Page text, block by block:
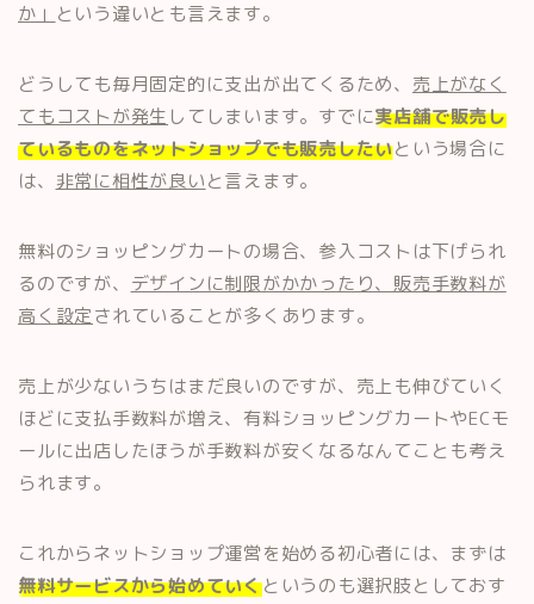
か」 という違いとも言えます。
どうしても毎月固定的に支出が出てくるため、 売上がなく
てもコストが発生 してしまいます。すでに実店舗で販売し
ているものをネットショップでも販売したいという場合に
は、 非常に相性が良いと言えます。
無料のショッピングカートの場合、参入コストは下げられ
るのですが、 デザインに制限がかかったり、販売手数料が
高く設定されていることが多くあります。
売上が少ないうちはまだ良いのですが、売上も伸びていく
ほどに支払手数料が増え、有料ショッピングカートやECモ
ールに出店したほうが手数料が安くなるなんてことも考え
られます。
これからネットショップ運営を始める初心者には、まずは
無料サービスから始めていくというのも選択肢としておす